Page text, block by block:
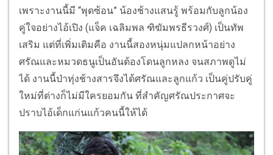
เพราะงานนี้มี “พุดซ้อน” น้องช้างแสนรู้ พร้อมกับลูกน้อง
คู่ใจอย่างไอ้เปิง (แจ็ค เฉลิมพล ฑิฆัมพรธีรวงศ์) เป็นทัพ
เสริม แต่ที่เพิ่มเติมคือ งานนี้สองหนุ่มแปลกหน้าอย่าง
ศรัณและหมวดธนูเป็นอันต้องโดนลูกหลง จนสภาพดูไม่
ได้ งานนี้ป่าทุ่งช้างสารจึงได้ศรัณและลูกแก้ว เป็นคู่ปรับคู่
ใหม่ที่ต่างก็ไม่มีใครยอมกัน ที่สำคัญศรัณประกาศจะ
ปราบไอ้เด็กแก่นแก้วคนนี้ให้ได้